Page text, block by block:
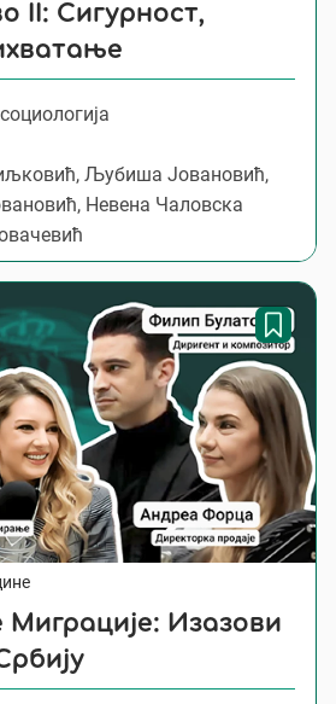
II: Сигурност,
Љубиша Јовановић,
Невена Чаловска
Изазови